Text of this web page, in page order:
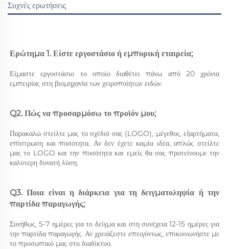
Συχνές ερωτήσεις
Ερώτημα 1. Είστε εργοστάσιο ή εμπορική εταιρεία;
Είμαστε εργοστάσιο το οποίο διαθέτει πάνω από 20 χρόνια
εμπειρίας στη βιομηχανία των χειροποίητων ειδών.
Q2. Πώς να προσαρμόσω το προϊόν μου;
Παρακαλώ στείλτε μας το σχέδιό σας (LOGO), μέγεθος, εξαρτήματα,
επίστρωση και ποσότητα. Αν δεν έχετε καμία ιδέα, απλώς στείλτε
μας το LOGO και την ποσότητα και εμείς θα σας προτείνουμε την
καλύτερη δυνατή λύση.
Q3. Ποια είναι η διάρκεια για τη δειγματοληψία ή την
παρτίδα παραγωγής;
Συνήθως, 5-7 ημέρες για το δείγμα και στη συνέχεια 12-15 ημέρες για
την παρτίδα παραγωγής. Αν χρειάζεστε επειγόντως, επικοινωνήστε με
το προσωπικό μας στο διαδίκτυο.